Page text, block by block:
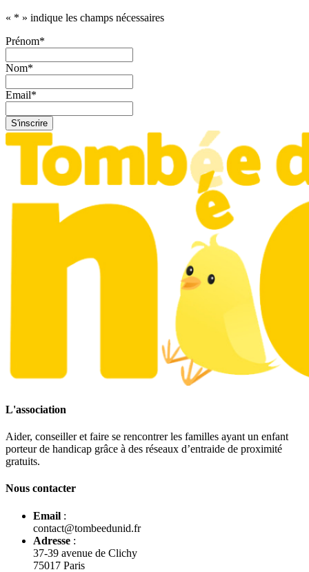
« * » indique les champs nécessaires
Prénom*
Nom*
Email*
S'inscrire
L'association
Aider, conseiller et faire se rencontrer les familles ayant un enfant
porteur de handicap grâce à des réseaux d’entraide de proximité
gratuits.
Nous contacter
Email :
contact@tombeedunid.fr
Adresse :
37-39 avenue de Clichy
75017 Paris